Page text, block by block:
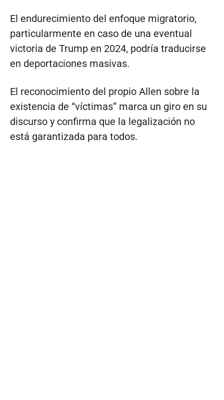
El endurecimiento del enfoque migratorio,
particularmente en caso de una eventual
victoria de Trump en 2024, podría traducirse
en deportaciones masivas.
El reconocimiento del propio Allen sobre la
existencia de “víctimas” marca un giro en su
discurso y confirma que la legalización no
está garantizada para todos.